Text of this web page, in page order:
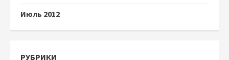
Июль 2012
РУБРИКИ